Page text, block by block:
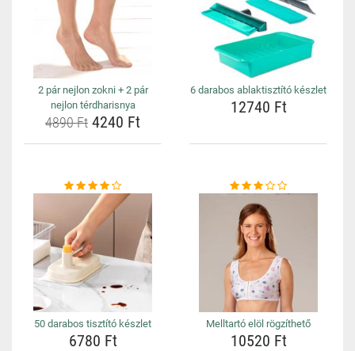
2 pár nejlon zokni + 2 pár
nejlon térdharisnya
4890 Ft 4240 Ft
6 darabos ablaktisztító készlet
12740 Ft
50 darabos tisztító készlet
6780 Ft
Melltartó elöl rögzíthető
10520 Ft